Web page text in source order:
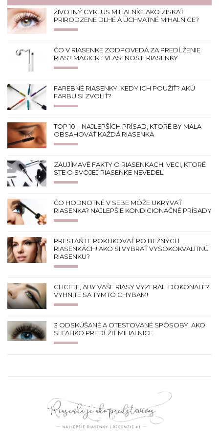
ŽIVOTNÝ CYKLUS MIHALNÍC. AKO ZÍSKAŤ
PRIRODZENE DLHÉ A ÚCHVATNÉ MIHALNICE?
ČO V RIASENKE ZODPOVEDÁ ZA PREDĹŽENIE
RIAS? MAGICKÉ VLASTNOSTI RIASENKY
FAREBNÉ RIASENKY. KEDY ICH POUŽIŤ? AKÚ
FARBU SI ZVOLIŤ?
TOP 10 – NAJLEPŠÍCH PRÍSAD, KTORÉ BY MALA
OBSAHOVAŤ KAŽDÁ RIASENKA
ZAUJÍMAVÉ FAKTY O RIASENKACH. VECI, KTORÉ
STE O SVOJEJ RIASENKE NEVEDELI
ČO HODNOTNÉ V SEBE MÔŽE UKRÝVAŤ
RIASENKA? NAJLEPŠIE KONDICIONAČNÉ PRÍSADY
PRESTAŇTE POKUKOVAŤ PO BEŽNÝCH
RIASENKÁCH! AKO SI VYBRAŤ VYSOKOKVALITNÚ
RIASENKU?
CHCETE, ABY VAŠE RIASY VYZERALI DOKONALE?
VYHNITE SA TÝMTO CHYBÁM!
3 ODSKÚŠANÉ A OTESTOVANÉ SPÔSOBY, AKO
SI ĽAHKO PREDĹŽIŤ MIHALNICE